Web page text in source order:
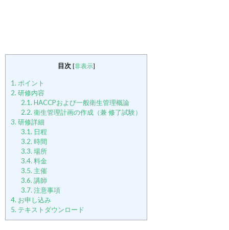
目次 [非表示]
1. ポイント
2. 研修内容
2.1. HACCPおよび一般衛生管理概論
2.2. 衛生管理計画の作成（兼 修了試験）
3. 研修詳細
3.1. 日程
3.2. 時間
3.3. 場所
3.4. 料金
3.5. 主催
3.6. 講師
3.7. 注意事項
4. お申し込み
5. テキストダウンロード